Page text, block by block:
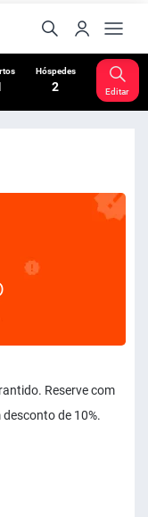
Hóspedes
2 Editar
Reserve com
de 10%.